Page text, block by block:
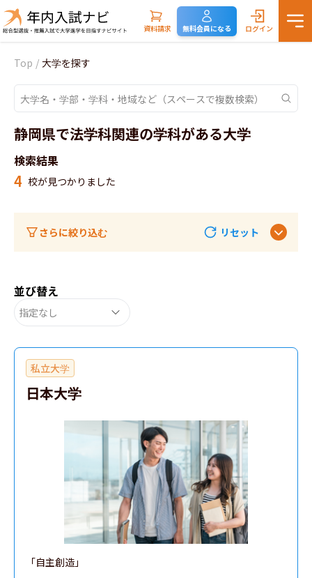
資料請求 無料会員になる ログイン
Top / 大学を探す
静岡県で法学科関連の学科がある大学
検索結果
4 校が見つかりました
さらに絞り込む リセット
並び替え
指定なし
私立大学
日本大学
「自主創造」